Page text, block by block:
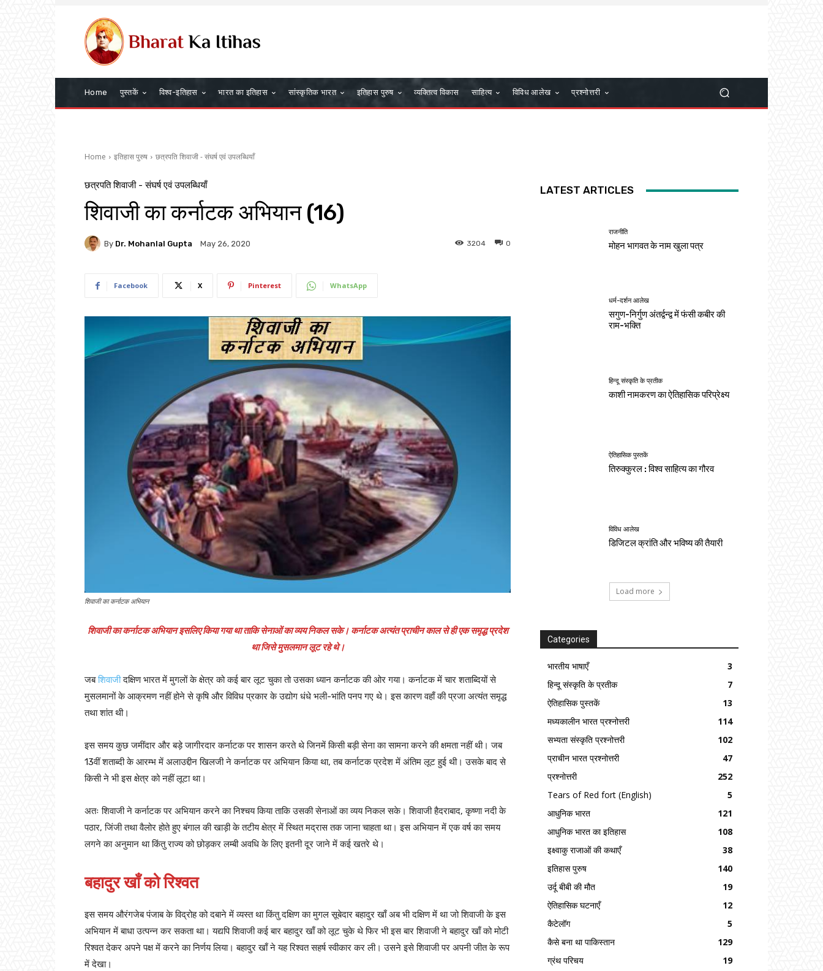
Home पुस्तकें विश्व-इतिहास भारत का इतिहास सांस्कृतिक भारत इतिहास पुरुष व्यक्तित्व विकास साहित्य विविध आलेख प्रश्नोत्तरी
Home इतिहास पुरुष छत्रपति शिवाजी - संघर्ष एवं उपलब्धियाँ
छत्रपति शिवाजी - संघर्ष एवं उपलब्धियाँ
शिवाजी का कर्नाटक अभियान (16)
By Dr. Mohanlal Gupta May 26, 2020 0
3204
Facebook X Pinterest WhatsApp
शिवाजी का कर्नाटक अभियान
शिवाजी का कर्नाटक अभियान इसलिए किया गया था ताकि सेनाओं का व्यय निकल सके। कर्नाटक अत्यंत प्राचीन काल से ही एक समृद्ध प्रदेश
था जिसे मुसलमान लूट रहे थे।
जबशिवाजीदक्षिण भारत में मुगलों के क्षेत्र को कई बार लूट चुका तो उसका ध्यान कर्नाटक की ओर गया। कर्नाटक में चार शताब्दियों से
मुसलमानों के आक्रमण नहीं होने से कृषि और विविध प्रकार के उद्योग धंधे भली-भांति पनप गए थे। इस कारण वहाँ की प्रजा अत्यंत समृद्ध
तथा शांत थी।
इस समय कुछ जमींदार और बड़े जागीरदार कर्नाटक पर शासन करते थे जिनमें किसी बड़ी सेना का सामना करने की क्षमता नहीं थी। जब
13वीं शताब्दी के आरम्भ में अलाउद्दीन खिलजी ने कर्नाटक पर अभियान किया था, तब कर्नाटक प्रदेश में अंतिम लूट हुई थी। उसके बाद से
किसी ने भी इस क्षेत्र को नहीं लूटा था।
अतः शिवाजी ने कर्नाटक पर अभियान करने का निश्चय किया ताकि उसकी सेनाओं का व्यय निकल सके। शिवाजी हैदराबाद, कृष्णा नदी के
पठार, जिंजी तथा वैलोर होते हुए बंगाल की खाड़ी के तटीय क्षेत्र में स्थित मद्रास तक जाना चाहता था। इस अभियान में एक वर्ष का समय
लगने का अनुमान था किंतु राज्य को छोड़कर लम्बी अवधि के लिए इतनी दूर जाने में कई खतरे थे।
बहादुर खाँ को रिश्वत
इस समय औरंगजेब पंजाब के विद्रोह को दबाने में व्यस्त था किंतु दक्षिण का मुगल सूबेदार बहादुर खाँ अब भी दक्षिण में था जो शिवाजी के इस
अभियान में बाधा उत्पन्न कर सकता था। यद्यपि शिवाजी कई बार बहादुर खाँ को लूट चुके थे फिर भी इस बार शिवाजी ने बहादुर खाँ को मोटी
रिश्वत देकर अपने पक्ष में करने का निर्णय लिया। बहादुर खाँ ने यह रिश्वत सहर्ष स्वीकार कर ली। उसने इसे शिवाजी पर अपनी जीत के रूप
में देखा।
LATEST ARTICLES
राजनीति
मोहन भागवत के नाम खुला पत्र
धर्म-दर्शन आलेख
सगुण-निर्गुण अंतर्द्वन्द्व में फंसी कबीर की
राम-भक्ति
हिन्दू संस्कृति के प्रतीक
काशी नामकरण का ऐतिहासिक परिप्रेक्ष्य
ऐतिहासिक पुस्तकें
तिरुक्कुरल : विश्व साहित्य का गौरव
विविध आलेख
डिजिटल क्रांति और भविष्य की तैयारी
Load more
Categories
भारतीय भाषाएँ
3
हिन्दू संस्कृति के प्रतीक
7
ऐतिहासिक पुस्तकें
13
मध्यकालीन भारत प्रश्नोत्तरी
114
सभ्यता संस्कृति प्रश्नोत्तरी
102
प्राचीन भारत प्रश्नोत्तरी
47
प्रश्नोत्तरी
252
Tears of Red fort (English)
5
आधुनिक भारत
121
आधुनिक भारत का इतिहास
108
इक्ष्वाकु राजाओं की कथाएँ
38
इतिहास पुरुष
140
उर्दू बीबी की मौत
19
ऐतिहासिक घटनाएँ
12
कैटेलॉग
5
कैसे बना था पाकिस्तान
129
ग्रंथ परिचय
19